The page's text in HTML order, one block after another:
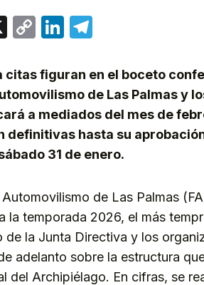
X
CopyLinkedIn
citas figuran en el boceto
de Las Palmas y
a mediados del mes de
definitivas hasta su
31 de enero.
de Las Palmas
la temporada 2026, el más
de la Junta Directiva y los
adelanto sobre la estructura
del Archipiélago. En cifras, se